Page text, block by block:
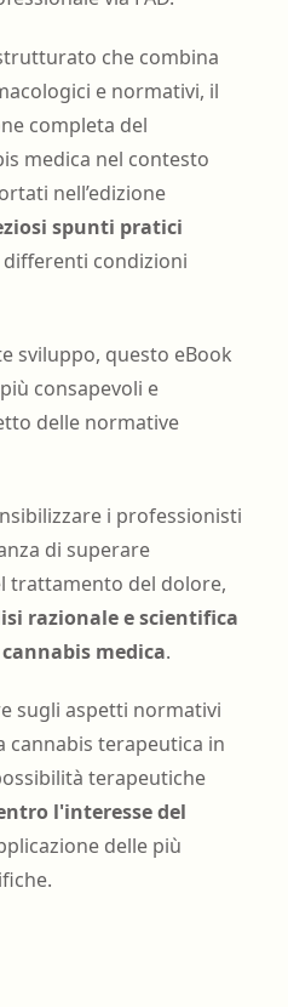
che combina
e normativi, il
completa del
medica nel contesto
nell’edizione
spunti pratici
condizioni
sviluppo, questo eBook
consapevoli e
delle normative
i professionisti
di superare
trattamento del dolore,
razionale e scientifica
medica.
sugli aspetti normativi
cannabis terapeutica in
terapeutiche
l'interesse del
delle più